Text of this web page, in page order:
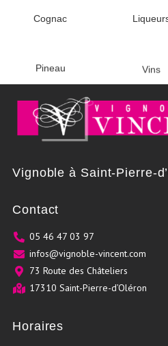
Cognac
Pineau Vins
Vignoble à Saint-Pierre-
Contact
05 46 47 03 97
infos@vignoble-vincent.com
73 Route des Châteliers
17310 Saint-Pierre-d’Oléron
Horaires